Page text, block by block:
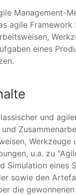
Management-
agile Framework
eines
und
Werkzeuge
u.a. zu
Simulation eines
sowie den
die